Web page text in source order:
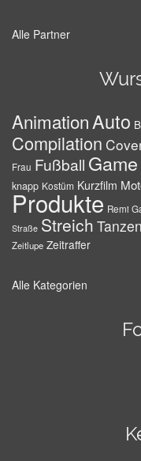
Alle Partner
AnimationAuto
Compilation
Frau Fußball Game
knapp Kostüm Kurzfilm
Produkte Remi
Straße Streich Tanzen
Zeitlupe Zeitraffer
Alle Kategorien